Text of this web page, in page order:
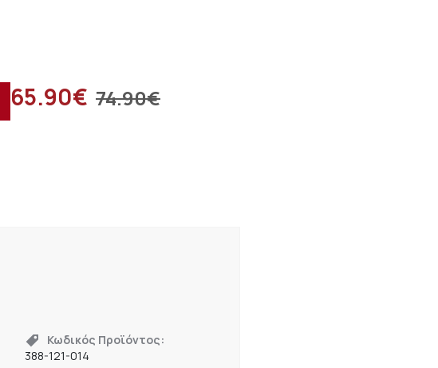
74.90€
65.90€
Κωδικός Προϊόντος:
388-121-014